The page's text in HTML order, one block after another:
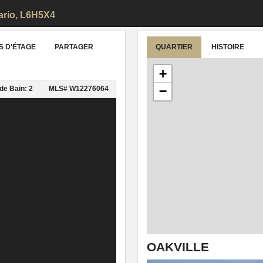
L6H5X4
D'ÉTAGE PARTAGER
Bain: 2 MLS# W12276064
QUARTIER HISTOIRE
+
−
OAKVILLE